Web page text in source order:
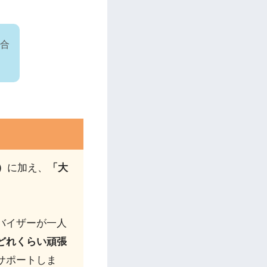
に加え、 「大
イザーが一人
れくらい頑張
ポートしま